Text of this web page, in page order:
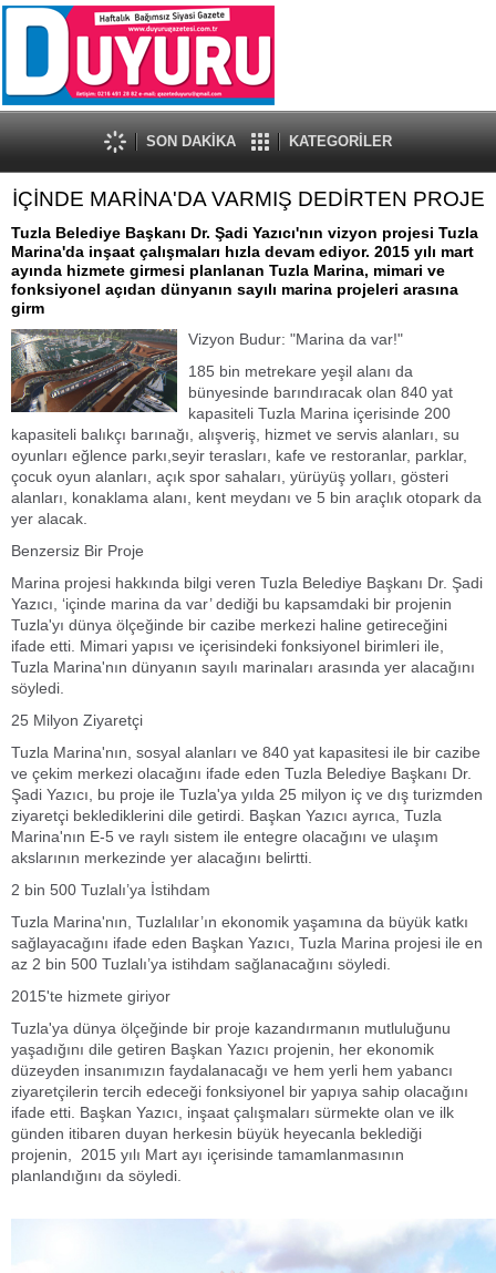
SON DAKİKA KATEGORİLER
İÇİNDE MARİNA'DA VARMIŞ DEDİRTEN PROJE
Tuzla Belediye Başkanı Dr. Şadi Yazıcı'nın vizyon projesi Tuzla
Marina'da inşaat çalışmaları hızla devam ediyor. 2015 yılı mart
ayında hizmete girmesi planlanan Tuzla Marina, mimari ve
fonksiyonel açıdan dünyanın sayılı marina projeleri arasına
girm
Vizyon Budur: "Marina da var!"
185 bin metrekare yeşil alanı da
bünyesinde barındıracak olan 840 yat
kapasiteli Tuzla Marina içerisinde 200
kapasiteli balıkçı barınağı, alışveriş, hizmet ve servis alanları, su
oyunları eğlence parkı,seyir terasları, kafe ve restoranlar, parklar,
çocuk oyun alanları, açık spor sahaları, yürüyüş yolları, gösteri
alanları, konaklama alanı, kent meydanı ve 5 bin araçlık otopark da
yer alacak.
Benzersiz Bir Proje
Marina projesi hakkında bilgi veren Tuzla Belediye Başkanı Dr. Şadi
Yazıcı, ‘içinde marina da var’ dediği bu kapsamdaki bir projenin
Tuzla'yı dünya ölçeğinde bir cazibe merkezi haline getireceğini
ifade etti. Mimari yapısı ve içerisindeki fonksiyonel birimleri ile,
Tuzla Marina'nın dünyanın sayılı marinaları arasında yer alacağını
söyledi.
25 Milyon Ziyaretçi
Tuzla Marina'nın, sosyal alanları ve 840 yat kapasitesi ile bir cazibe
ve çekim merkezi olacağını ifade eden Tuzla Belediye Başkanı Dr.
Şadi Yazıcı, bu proje ile Tuzla'ya yılda 25 milyon iç ve dış turizmden
ziyaretçi beklediklerini dile getirdi. Başkan Yazıcı ayrıca, Tuzla
Marina'nın E-5 ve raylı sistem ile entegre olacağını ve ulaşım
akslarının merkezinde yer alacağını belirtti.
2 bin 500 Tuzlalı’ya İstihdam
Tuzla Marina'nın, Tuzlalılar’ın ekonomik yaşamına da büyük katkı
sağlayacağını ifade eden Başkan Yazıcı, Tuzla Marina projesi ile en
az 2 bin 500 Tuzlalı’ya istihdam sağlanacağını söyledi.
2015'te hizmete giriyor
Tuzla'ya dünya ölçeğinde bir proje kazandırmanın mutluluğunu
yaşadığını dile getiren Başkan Yazıcı projenin, her ekonomik
düzeyden insanımızın faydalanacağı ve hem yerli hem yabancı
ziyaretçilerin tercih edeceği fonksiyonel bir yapıya sahip olacağını
ifade etti. Başkan Yazıcı, inşaat çalışmaları sürmekte olan ve ilk
günden itibaren duyan herkesin büyük heyecanla beklediği
projenin, 2015 yılı Mart ayı içerisinde tamamlanmasının
planlandığını da söyledi.